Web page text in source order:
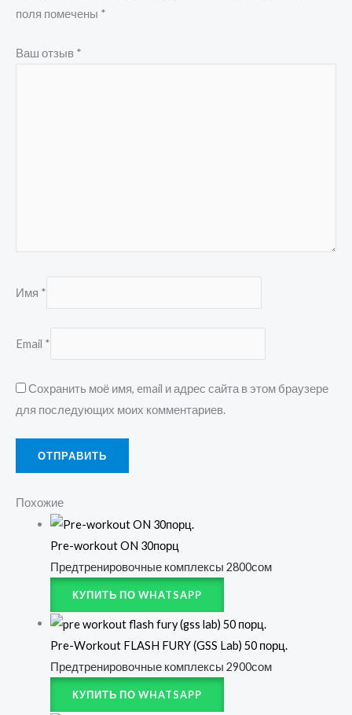
поля помечены *
Ваш отзыв *
Имя *
Email *
Сохранить моё имя, email и адрес сайта в этом браузере
для последующих моих комментариев.
Похожие
Pre-workout ON 30порц
Предтренировочные комплексы 2800сом
КУПИТЬ ПО WHATSAPP
Pre-Workout FLASH FURY (GSS Lab) 50 порц.
Предтренировочные комплексы 2900сом
КУПИТЬ ПО WHATSAPP